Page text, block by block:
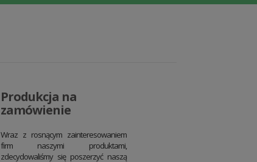
Produkcja na
zamówienie
Wraz z rosnącym zainteresowaniem
firm naszymi produktami,
zdecydowaliśmy się poszerzyć naszą